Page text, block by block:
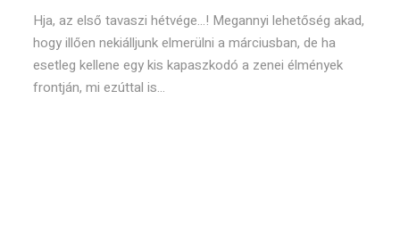
Hja, az első tavaszi hétvége...! Megannyi lehetőség akad,
hogy illően nekiálljunk elmerülni a márciusban, de ha
esetleg kellene egy kis kapaszkodó a zenei élmények
frontján, mi ezúttal is...